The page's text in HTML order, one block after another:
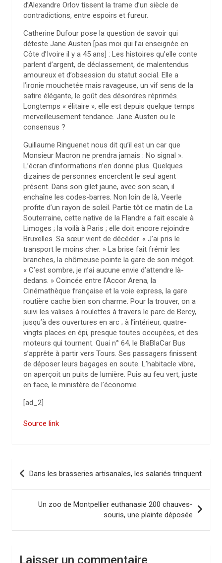
d’Alexandre Orlov tissent la trame d’un siècle de
contradictions, entre espoirs et fureur.
Catherine Dufour pose la question de savoir qui
déteste Jane Austen [pas moi qui l’ai enseignée en
Côte d’Ivoire il y a 45 ans] : Les histoires qu’elle conte
parlent d’argent, de déclassement, de malentendus
amoureux et d’obsession du statut social. Elle a
l’ironie mouchetée mais ravageuse, un vif sens de la
satire élégante, le goût des désordres réprimés.
Longtemps « élitaire », elle est depuis quelque temps
merveilleusement tendance. Jane Austen ou le
consensus ?
Guillaume Ringuenet nous dit qu’il est un car que
Monsieur Macron ne prendra jamais : No signal ».
L’écran d’informations n’en donne plus. Quelques
dizaines de personnes encerclent le seul agent
présent. Dans son gilet jaune, avec son scan, il
enchaîne les codes-barres. Non loin de là, Veerle
profite d’un rayon de soleil. Partie tôt ce matin de La
Souterraine, cette native de la Flandre a fait escale à
Limoges ; la voilà à Paris ; elle doit encore rejoindre
Bruxelles. Sa sœur vient de décéder. « J’ai pris le
transport le moins cher. » La brise fait frémir les
branches, la chômeuse pointe la gare de son mégot.
« C’est sombre, je n’ai aucune envie d’attendre là-
dedans. » Coincée entre l’Accor Arena, la
Cinémathèque française et la voie express, la gare
routière cache bien son charme. Pour la trouver, on a
suivi les valises à roulettes à travers le parc de Bercy,
jusqu’à des ouvertures en arc ; à l’intérieur, quatre-
vingts places en épi, presque toutes occupées, et des
moteurs qui tournent. Quai n° 64, le BlaBlaCar Bus
s’apprête à partir vers Tours. Ses passagers finissent
de déposer leurs bagages en soute. L’habitacle vibre,
on aperçoit un puits de lumière. Puis au feu vert, juste
en face, le ministère de l’économie.
[ad_2]
Source link
g
Dans les brasseries artisanales, les salariés trinquent
Un zoo de Montpellier euthanasie 200 chauves-
souris, une plainte déposée
Laisser un commentaire